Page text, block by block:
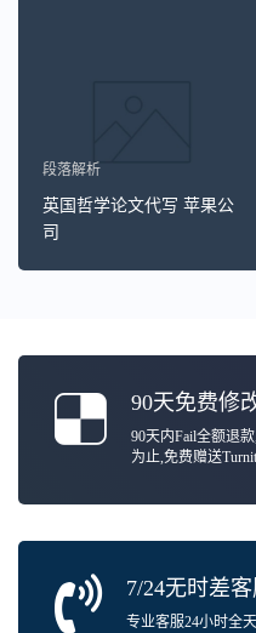
段落解析
英国哲学论文代写 苹果公
司
90天免费修
90天内Fail全额退
为止,免费赠送
7/24无时差
专业客服24小时全